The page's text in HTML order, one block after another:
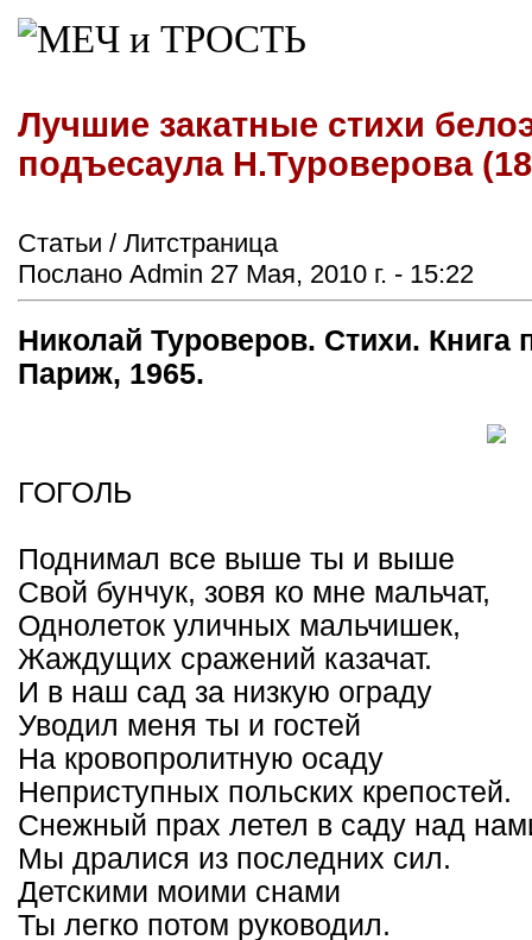
Лучшие закатные стихи
подъесаула Н.Туроверова
Статьи / Литстраница
Послано Admin 27 Мая, 2010 г. - 15:22
Николай Туроверов. Стихи. Книга
Париж, 1965.
ГОГОЛЬ
Поднимал все выше ты и выше
Свой бунчук, зовя ко мне мальчат,
Однолеток уличных мальчишек,
Жаждущих сражений казачат.
И в наш сад за низкую ограду
Уводил меня ты и гостей
На кровопролитную осаду
Неприступных польских крепостей.
Снежный прах летел в саду над
Мы дралися из последних сил.
Детскими моими снами
Ты легко потом руководил.